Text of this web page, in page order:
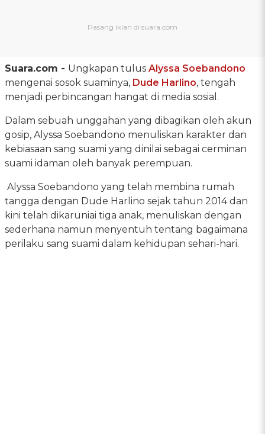
Suara.com - Ungkapan tulus Alyssa Soebandono
mengenai sosok suaminya, Dude Harlino, tengah
menjadi perbincangan hangat di media sosial.
Dalam sebuah unggahan yang dibagikan oleh akun
gosip, Alyssa Soebandono menuliskan karakter dan
kebiasaan sang suami yang dinilai sebagai cerminan
suami idaman oleh banyak perempuan.
Alyssa Soebandono yang telah membina rumah
tangga dengan Dude Harlino sejak tahun 2014 dan
kini telah dikaruniai tiga anak, menuliskan dengan
sederhana namun menyentuh tentang bagaimana
perilaku sang suami dalam kehidupan sehari-hari.